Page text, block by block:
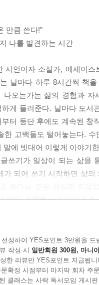
리릭 떨어져 발밑에 구르는
기 얘기를 꽁꽁 숨기고 있
기와 다른 형태의 인간의
히고, 타자가 실은 나와 같
거듭나게 하는 것이다. ---
핵심적인 요소가 아니다.
스타일은 작가의 개성과
가 스타일인 까닭은 바로 여
)가 될 수 있다. 나는 책에
만큼 쓴다!”
나를 발견하는 시간
시인이자 소설가, 에세이
날마다 하루 8시간씩 책
나오는가는 삶의 경험과
게 들려준다. 날마다 도서
터 등단 후에도 계속된
한 고백들도 털어놓는다.
말에 빗대어 이렇게 이야기
쓰기가 일상이 되는 삶을
가 되어 쓰기 시작하면 삶
재를 증명하는 일이다.”
한 사람들을 위한 확실한 안
30년 작법 노하우
글을 쓰는 게 바로 재능이다.
정하여 YES포인트 3만원을 드
작성 시 일반회원 300원, 마니
한 리뷰만 YES포인트 지급됩니
확정 시점부터 마지막 회차 주
클래스는 사락 독서모임 게시